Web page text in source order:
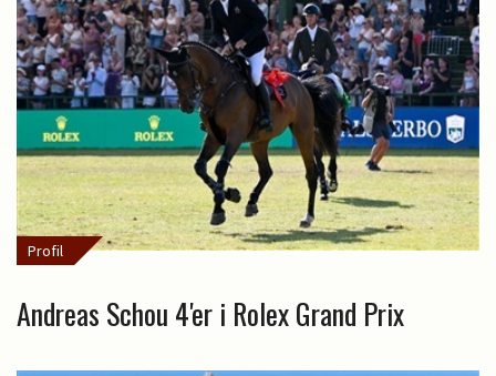
Profil
Andreas Schou 4'er i Rolex Grand Prix